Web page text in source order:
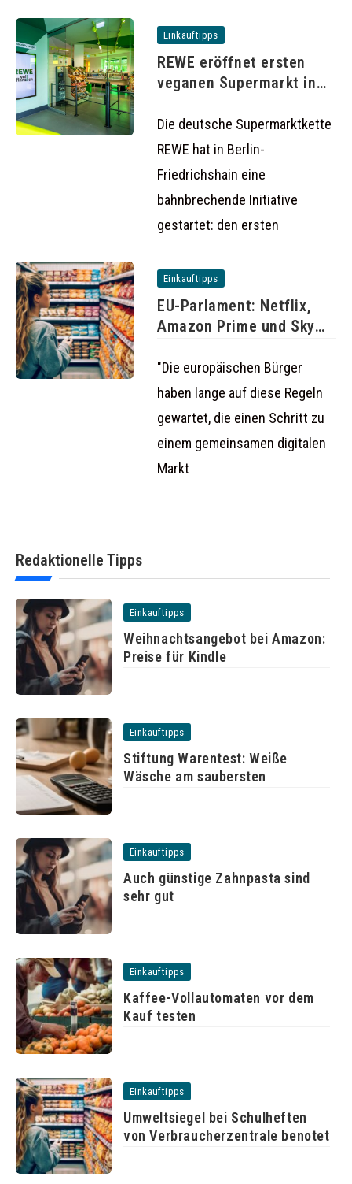
Einkauftipps
REWE eröffnet ersten
veganen Supermarkt in
Die deutsche Supermarktkette
REWE hat in Berlin-
Friedrichshain eine
bahnbrechende Initiative
gestartet: den ersten
Einkauftipps
EU-Parlament: Netflix,
Amazon Prime und Sky
"Die europäischen Bürger
haben lange auf diese Regeln
gewartet, die einen Schritt zu
einem gemeinsamen digitalen
Markt
Redaktionelle Tipps
Einkauftipps
Weihnachtsangebot bei Amazon:
Preise für Kindle
Einkauftipps
Stiftung Warentest: Weiße
Wäsche am saubersten
Einkauftipps
Auch günstige Zahnpasta sind
sehr gut
Einkauftipps
Kaffee-Vollautomaten vor dem
Kauf testen
Einkauftipps
Umweltsiegel bei Schulheften
von Verbraucherzentrale benotet